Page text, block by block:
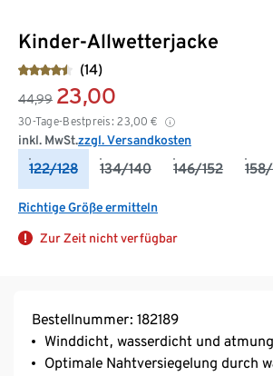
Kinder-Allwetterjacke
(14)
44,99 23,00
30-Tage-Bestpreis: 23,00 €
inkl. MwSt.zzgl. Versandkosten
122/128 134/140 146/152
Richtige Größe ermitteln
Zur Zeit nicht verfügbar
Bestellnummer: 182189
Winddicht, wasserdicht und
Optimale Nahtversiegelung durch